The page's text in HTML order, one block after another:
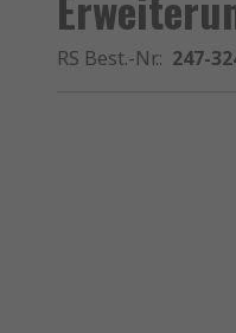
RS Best.-Nr.: 247-